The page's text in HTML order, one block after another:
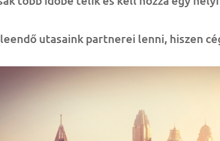
utasaink partnerei lenni, hiszen